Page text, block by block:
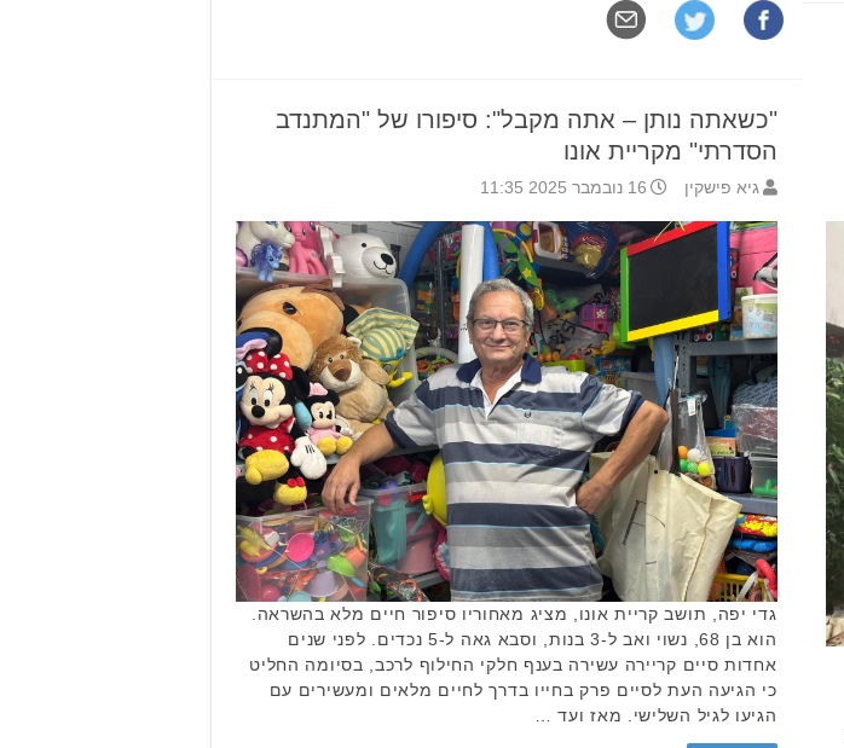
"כשאתה נותן – אתה מקבל": סיפורו של "המתנדב
הסדרתי" מקריית אונו
גיא פישקין 16 נובמבר 2025 11:35
גדי יפה, תושב קריית אונו, מציג מאחוריו סיפור חיים מלא בהשראה.
הוא בן 68, נשוי ואב ל-3 בנות, וסבא גאה ל-5 נכדים. לפני שנים
אחדות סיים קריירה עשירה בענף חלקי החילוף לרכב, בסיומה החליט
כי הגיעה העת לסיים פרק בחייו בדרך לחיים מלאים ומעשירים עם
הגיעו לגיל השלישי. מאז ועד …